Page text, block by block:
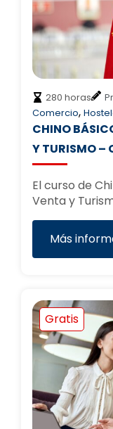
280 horas
Comercio,
CHINO
Y TURISMO –
El curso de
Venta y
Más
Gratis